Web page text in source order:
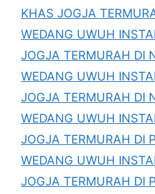
KHAS JOGJA
WEDANG UWUH
JOGJA TERMURAH DI
WEDANG UWUH
JOGJA TERMURAH DI
WEDANG UWUH
JOGJA TERMURAH DI
WEDANG UWUH
JOGJA TERMURAH DI